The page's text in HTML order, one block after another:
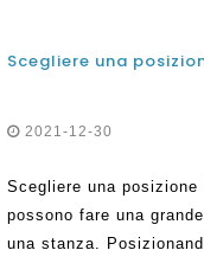
Scegliere una
2021-12-30
Scegliere una
possono fare una
una stanza.